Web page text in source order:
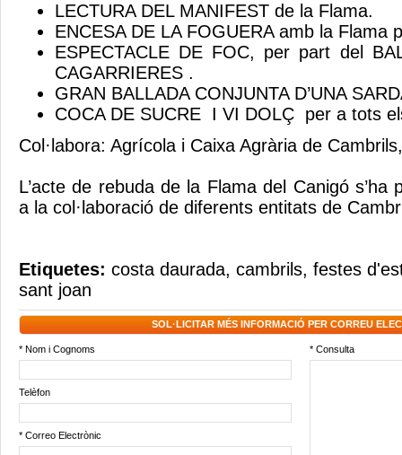
LECTURA DEL MANIFEST de la Flama.
ENCESA DE LA FOGUERA amb la Flama
ESPECTACLE DE FOC, per part del
CAGARRIERES .
GRAN BALLADA CONJUNTA D’UNA
COCA DE SUCRE I VI DOLÇ per a tots
Col·labora: Agrícola i Caixa Agrària de
L’acte de rebuda de la Flama del Canigó s’ha
a la col·laboració de diferents entitats de
Etiquetes: costa daurada, cambrils, festes
sant joan
SOL·LICITAR MÉS INFORMACIÓ PER CORREU
* Nom i Cognoms * Consulta
Telèfon
* Correo Electrònic